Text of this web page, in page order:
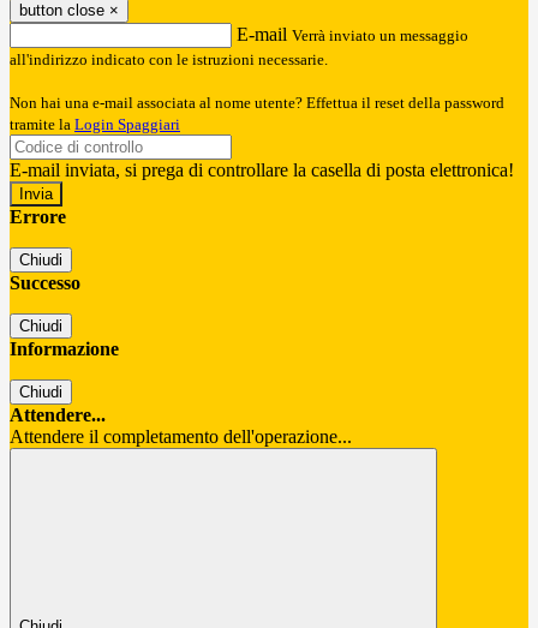
button close ×
E-mail Verrà inviato un messaggio
all'indirizzo indicato con le istruzioni necessarie.
Non hai una e-mail associata al nome utente? Effettua il reset della password
tramite la Login Spaggiari
E-mail inviata, si prega di controllare la casella di posta elettronica!
Errore
Chiudi
Successo
Chiudi
Informazione
Chiudi
Attendere...
Attendere il completamento dell'operazione...